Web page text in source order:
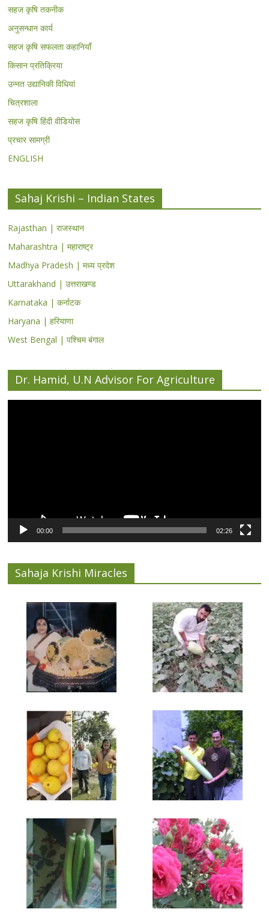
सहज कृषि तकनीक
अनुसन्धान कार्य
सहज कृषि सफलता कहानियाँ
किसान प्रतिक्रिया
उन्नत उद्यानिकी विधियां
चित्रशाला
सहज कृषि हिंदी वीडियोस
प्रचार सामग्री
ENGLISH
Sahaj Krishi – Indian States
Rajasthan | राजस्थान
Maharashtra | महाराष्ट्र
Madhya Pradesh | मध्य प्रदेश
Uttarakhand | उत्तराखण्ड
Karnataka | कर्नाटक
Haryana | हरियाणा
West Bengal | पश्चिम बंगाल
Dr. Hamid, U.N Advisor For Agriculture
00:00 02:26
Sahaja Krishi Miracles